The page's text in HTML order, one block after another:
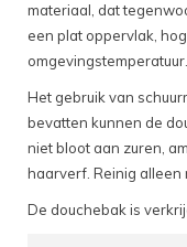
materiaal, dat
een plat oppervlak,
omgevingstemperatuur.
Het gebruik van
bevatten kunnen de
niet bloot aan zuren,
haarverf. Reinig alleen
De douchebak is